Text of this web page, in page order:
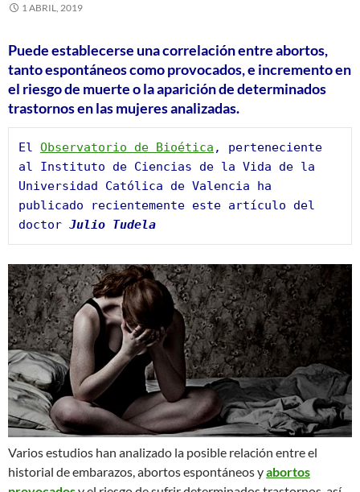
1 ABRIL, 2019
Puede establecerse una correlación entre abortos,
tanto espontáneos como provocados, e incremento en
el riesgo de muerte o la aparición de determinados
trastornos en las mujeres analizadas.
El Observatorio de Bioética , perteneciente
al Instituto de Ciencias de la Vida de la
Universidad Católica de Valencia ha
publicado recientemente este artículo del
doctor Julio Tudela
Varios estudios han analizado la posible relación entre el
historial de embarazos, abortos espontáneos yabortos